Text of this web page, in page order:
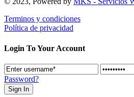
Terminos y condiciones
Política de privacidad
Login To Your Account
Password?